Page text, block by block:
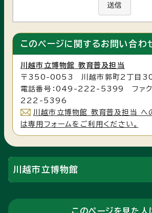
送信
このページに関するお問い合わ
川越市立博物館 教育普及担当
〒350-0053 川越市郭町2丁目30
電話番号：049-222-5399 ファク
222-5396
川越市立博物館 教育普及担当 へ
は専用フォームをご利用ください。
川越市立博物館
このページを見た人